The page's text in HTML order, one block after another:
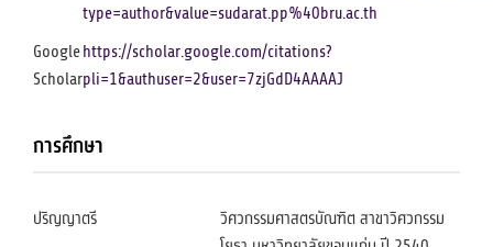
type=author&value=sudarat.pp%40bru.ac.th
Google
Scholar
https://scholar.google.com/citations?
pli=1&authuser=2&user=7zjGdD4AAAAJ
การศึกษา
ปริญญาตรี
วิศวกรรมศาสตรบัณฑิต สาขาวิศวกรรม